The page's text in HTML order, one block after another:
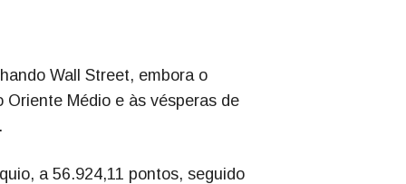
Wall Street, embora o
Médio e às vésperas de
a 56.924,11 pontos, seguido